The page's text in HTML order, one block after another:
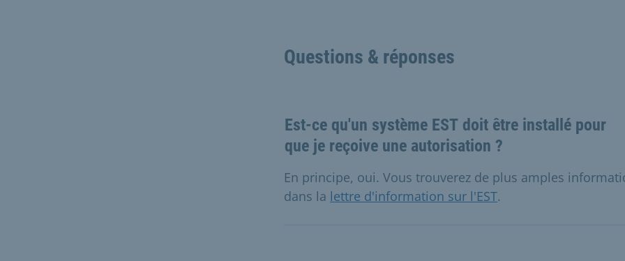
Questions & réponses
Est-ce qu'un système EST doit être installé pour
que je reçoive une autorisation ?
En principe, oui. Vous trouverez de plus amples
dans la lettre d'information sur l'EST.